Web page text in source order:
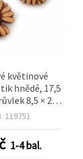
květinové
hnědé, 17,5
8,5 × 2,5
(cca 75 ks)
119751
1-4 bal.